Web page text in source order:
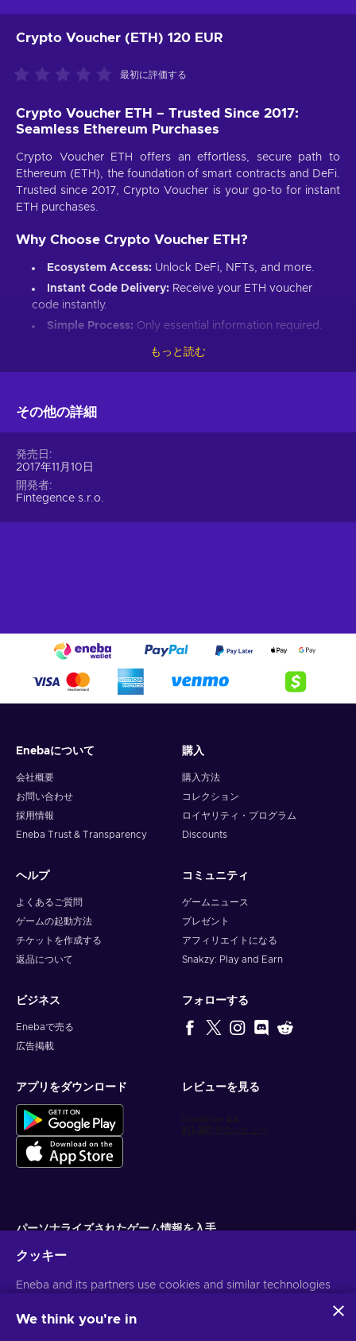
Crypto Voucher (ETH) 120 EUR
最初に評価する
Crypto Voucher ETH – Trusted Since 2017:
Seamless Ethereum Purchases
Crypto Voucher ETH offers an effortless, secure path to
Ethereum (ETH), the foundation of smart contracts and DeFi.
Trusted since 2017, Crypto Voucher is your go-to for instant
ETH purchases.
Why Choose Crypto Voucher ETH?
Ecosystem Access: Unlock DeFi, NFTs, and more.
Instant Code Delivery: Receive your ETH voucher
code instantly.
Simple Process: Only essential information required.
Introduce loved ones to Ethereum’s world.
Set up an Ethereum-compatible wallet.
Input your ETH voucher code.
Provide your email for confirmation.
Choose Ethereum (ETH).
もっと読む
その他の詳細
発売日
2017年11月10日
開発者
Fintegence s.r.o.
Enebaについて
会社概要
お問い合わせ
採用情報
Eneba Trust & Transparency
購入
購入方法
コレクション
ロイヤリティ・プログラム
Discounts
ヘルプ
よくあるご質問
ゲームの起動方法
チケットを作成する
返品について
コミュニティ
ゲームニュース
プレゼント
アフィリエイトになる
Snakzy: Play and Earn
ビジネス
Enebaで売る
広告掲載
フォローする
アプリをダウンロード レビューを見る
パーソナライズされたゲーム情報を入手
配信停止はいつでも可能です。詳しくは個人情報保護方針をご覧くださ
クッキー
Eneba and its partners use cookies and similar technologies
website. We use this information to enhance content,
We think you're in